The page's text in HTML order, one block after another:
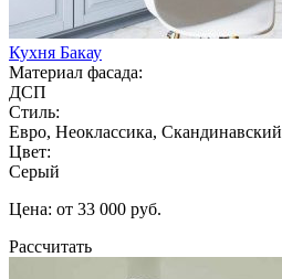
Кухня Бакау
Материал фасада:
ДСП
Стиль:
Евро, Неоклассика, Скандинавский
Цвет:
Серый
Цена: от 33 000 руб.
Рассчитать